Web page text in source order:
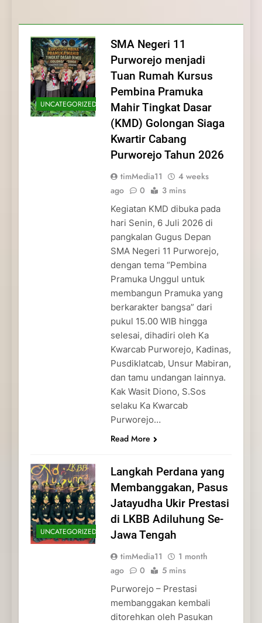
dan Pengabdian Generasi
Pramuka
Pramuka
Kepedulian
UNCATEGORIZED
SMA Negeri 11
Purworejo menjadi
Tuan Rumah Kursus
Pembina Pramuka
Mahir Tingkat Dasar
(KMD) Golongan Siaga
Kwartir Cabang
Purworejo Tahun 2026
timMedia11
4 weeks
ago
0 3 mins
Kegiatan KMD dibuka pada
hari Senin, 6 Juli 2026 di
pangkalan Gugus Depan
SMA Negeri 11 Purworejo,
dengan tema “Pembina
Pramuka Unggul untuk
membangun Pramuka yang
berkarakter bangsa” dari
pukul 15.00 WIB hingga
selesai, dihadiri oleh Ka
Kwarcab Purworejo, Kadinas,
Pusdiklatcab, Unsur Mabiran,
dan tamu undangan lainnya.
Kak Wasit Diono, S.Sos
selaku Ka Kwarcab
Purworejo…
Read More
UNCATEGORIZED
Langkah Perdana yang
Membanggakan, Pasus
Jatayudha Ukir Prestasi
di LKBB Adiluhung Se-
Jawa Tengah
timMedia11
1 month
ago
0 5 mins
Purworejo – Prestasi
membanggakan kembali
ditorehkan oleh Pasukan